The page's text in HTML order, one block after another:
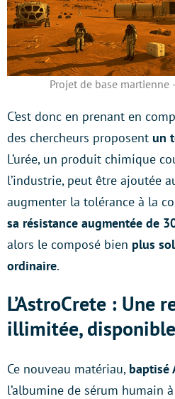
Projet de base martienne
C’est donc en prenant en
des chercheurs proposent un
L’urée, un produit chimique
l’industrie, peut être ajoutée
augmenter la tolérance à la
sa résistance augmentée de
alors le composé bien plus
ordinaire.
L’AstroCrete : Une
illimitée,
Ce nouveau matériau, baptisé
l’albumine de sérum humain